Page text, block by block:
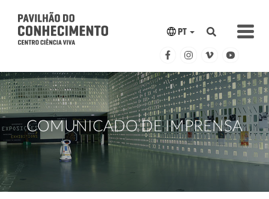
PT
COMUNICADO DE IMPRENSA